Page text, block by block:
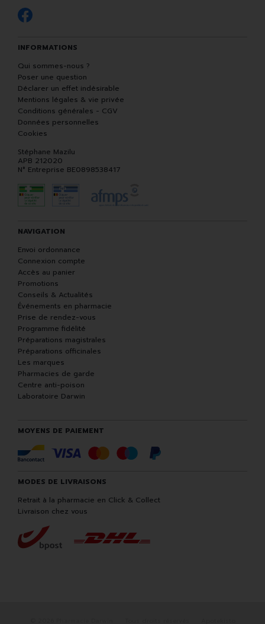
INFORMATIONS
Qui sommes-nous ?
Poser une question
Déclarer un effet indésirable
Mentions légales & vie privée
Conditions générales - CGV
Données personnelles
Cookies
Stéphane Mazilu
APB 212020
N° Entreprise BE0898538417
NAVIGATION
Envoi ordonnance
Connexion compte
Accès au panier
Promotions
Conseils & Actualités
Événements en pharmacie
Prise de rendez-vous
Programme fidélité
Préparations magistrales
Préparations officinales
Les marques
Pharmacies de garde
Centre anti-poison
Laboratoire Darwin
MOYENS DE PAIEMENT
MODES DE LIVRAISONS
Retrait à la pharmacie en Click & Collect
Livraison chez vous